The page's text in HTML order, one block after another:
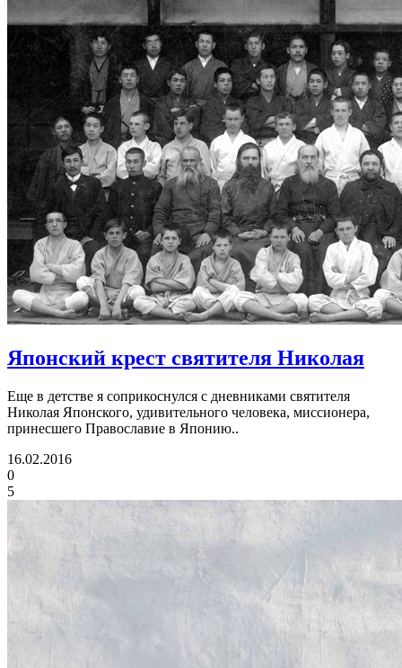
Японский крест святителя Николая
Еще в детстве я соприкоснулся с дневниками святителя
Николая Японского, удивительного человека, миссионера,
принесшего Православие в Японию..
16.02.2016
0
5